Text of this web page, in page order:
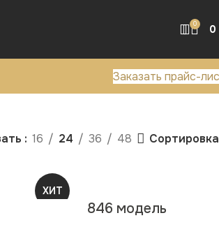
0 0
Заказать прайс-
16 24 36 48 Сортировка
ХИТ
846 модель